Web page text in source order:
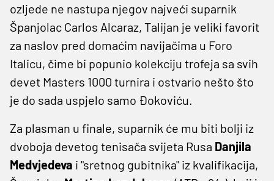
ozljede ne nastupa njegov najveći suparnik
Španjolac Carlos Alcaraz, Talijan je veliki favorit
za naslov pred domaćim navijačima u Foro
Italicu, čime bi popunio kolekciju trofeja sa svih
devet Masters 1000 turnira i ostvario nešto što
je do sada uspjelo samo Đokoviću.
Za plasman u finale, suparnik će mu biti bolji iz
dvoboja devetog tenisača svijeta Rusa Danjila
Medvjedeva i "sretnog gubitnika" iz kvalifikacija,